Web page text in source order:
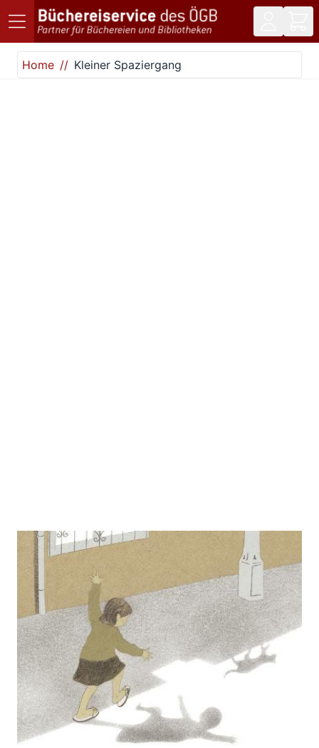
Direkt zum Inhalt
Home
Kleiner Spaziergang
Kleiner Spaziergang
Zur Wunschliste hinzufügen
Ein Bilderbuch aus Taiwan
VonChih-Yuan Chen
Verlag: Baobab Books 01.01.2011